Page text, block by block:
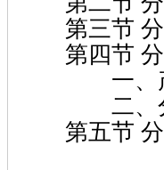
第三节 分
第四节 分
一、产
二、分簇
第五节 分